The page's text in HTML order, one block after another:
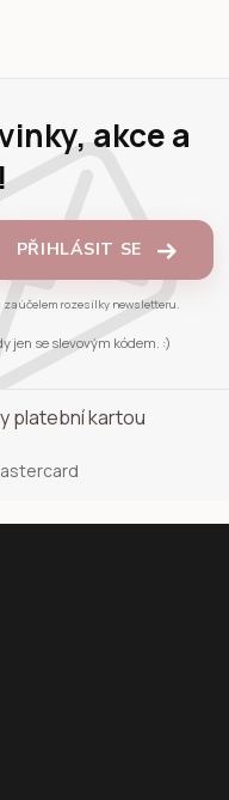
akce a
PŘIHLÁSIT SE
za účelem rozesílky newsletteru.
jen se slevovým kódem. :)
platební kartou